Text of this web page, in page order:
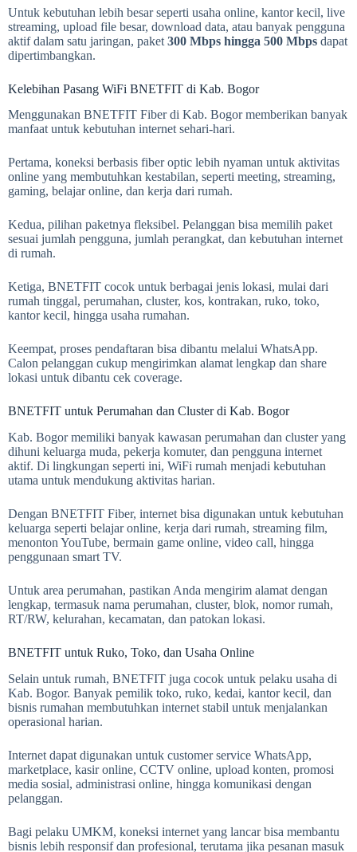
Untuk kebutuhan lebih besar seperti usaha online, kantor kecil, live
streaming, upload file besar, download data, atau banyak pengguna
aktif dalam satu jaringan, paket 300 Mbps hingga 500 Mbps dapat
dipertimbangkan.
Kelebihan Pasang WiFi BNETFIT di Kab. Bogor
Menggunakan BNETFIT Fiber di Kab. Bogor memberikan banyak
manfaat untuk kebutuhan internet sehari-hari.
Pertama, koneksi berbasis fiber optic lebih nyaman untuk aktivitas
online yang membutuhkan kestabilan, seperti meeting, streaming,
gaming, belajar online, dan kerja dari rumah.
Kedua, pilihan paketnya fleksibel. Pelanggan bisa memilih paket
sesuai jumlah pengguna, jumlah perangkat, dan kebutuhan internet
di rumah.
Ketiga, BNETFIT cocok untuk berbagai jenis lokasi, mulai dari
rumah tinggal, perumahan, cluster, kos, kontrakan, ruko, toko,
kantor kecil, hingga usaha rumahan.
Keempat, proses pendaftaran bisa dibantu melalui WhatsApp.
Calon pelanggan cukup mengirimkan alamat lengkap dan share
lokasi untuk dibantu cek coverage.
BNETFIT untuk Perumahan dan Cluster di Kab. Bogor
Kab. Bogor memiliki banyak kawasan perumahan dan cluster yang
dihuni keluarga muda, pekerja komuter, dan pengguna internet
aktif. Di lingkungan seperti ini, WiFi rumah menjadi kebutuhan
utama untuk mendukung aktivitas harian.
Dengan BNETFIT Fiber, internet bisa digunakan untuk kebutuhan
keluarga seperti belajar online, kerja dari rumah, streaming film,
menonton YouTube, bermain game online, video call, hingga
penggunaan smart TV.
Untuk area perumahan, pastikan Anda mengirim alamat dengan
lengkap, termasuk nama perumahan, cluster, blok, nomor rumah,
RT/RW, kelurahan, kecamatan, dan patokan lokasi.
BNETFIT untuk Ruko, Toko, dan Usaha Online
Selain untuk rumah, BNETFIT juga cocok untuk pelaku usaha di
Kab. Bogor. Banyak pemilik toko, ruko, kedai, kantor kecil, dan
bisnis rumahan membutuhkan internet stabil untuk menjalankan
operasional harian.
Internet dapat digunakan untuk customer service WhatsApp,
marketplace, kasir online, CCTV online, upload konten, promosi
media sosial, administrasi online, hingga komunikasi dengan
pelanggan.
Bagi pelaku UMKM, koneksi internet yang lancar bisa membantu
bisnis lebih responsif dan profesional, terutama jika pesanan masuk